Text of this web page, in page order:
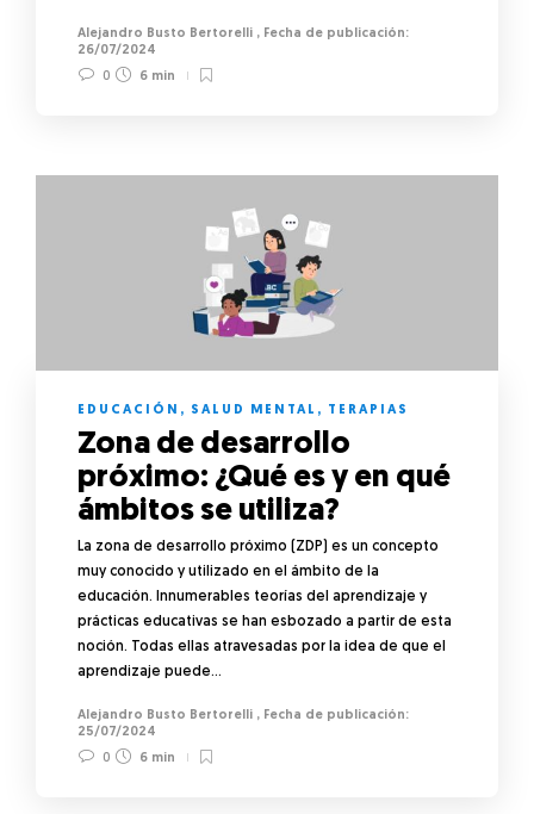
Alejandro Busto Bertorelli ,
26/07/2024
0
6 min
EDUCACIÓN , SALUD MENTAL , TERAPIAS
Zona de desarrollo
próximo: ¿Qué es y en qué
ámbitos se utiliza?
La zona de desarrollo próximo (ZDP) es un concepto
muy conocido y utilizado en el ámbito de la
educación. Innumerables teorías del aprendizaje y
prácticas educativas se han esbozado a partir de esta
noción. Todas ellas atravesadas por la idea de que el
aprendizaje puede…
Alejandro Busto Bertorelli ,
25/07/2024
0
6 min